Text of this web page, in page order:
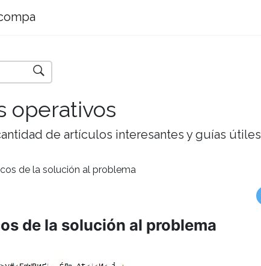
operativos
de artículos interesantes y guías útiles
de la solución al problema
de la solución al problema